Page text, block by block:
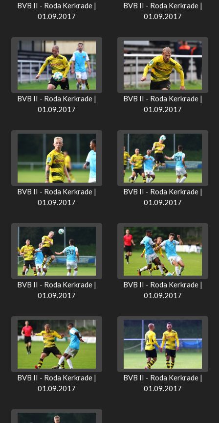
BVB II - Roda Kerkrade |
01.09.2017
BVB II - Roda Kerkrade |
01.09.2017
BVB II - Roda Kerkrade |
01.09.2017
BVB II - Roda Kerkrade |
01.09.2017
BVB II - Roda Kerkrade |
01.09.2017
BVB II - Roda Kerkrade |
01.09.2017
BVB II - Roda Kerkrade |
01.09.2017
BVB II - Roda Kerkrade |
01.09.2017
BVB II - Roda Kerkrade |
01.09.2017
BVB II - Roda Kerkrade |
01.09.2017